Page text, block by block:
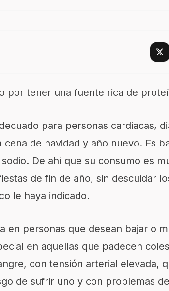
por tener una fuente rica de
para personas cardiacas,
cena de navidad y año nuevo. Es
De ahí que su consumo es
de fin de año, sin descuidar
le haya indicado.
en personas que desean bajar o
en aquellas que padecen
con tensión arterial elevada,
de sufrir uno y con problemas